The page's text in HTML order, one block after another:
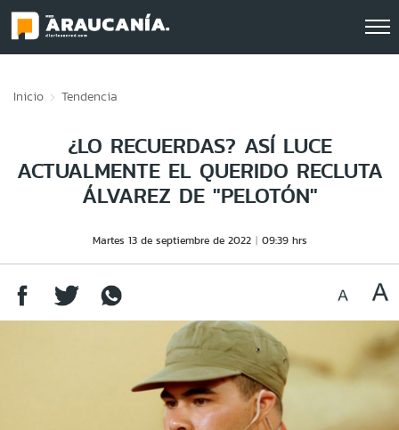
Inicio Tendencia
¿LO RECUERDAS? ASÍ LUCE
ACTUALMENTE EL QUERIDO RECLUTA
ÁLVAREZ DE "PELOTÓN"
Martes 13 de septiembre de 2022 09:39 hrs